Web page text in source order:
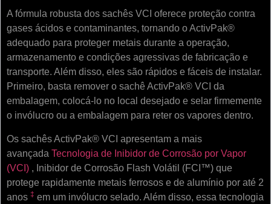
A fórmula robusta dos sachês VCI oferece proteção contra
gases ácidos e contaminantes, tornando o ActivPak®
adequado para proteger metais durante a operação,
armazenamento e condições agressivas de fabricação e
transporte. Além disso, eles são rápidos e fáceis de instalar.
Primeiro, basta remover o sachê ActivPak® VCI da
embalagem, colocá-lo no local desejado e selar firmemente
o invólucro ou a embalagem para reter os vapores dentro.
Os sachês ActivPak® VCI apresentam a mais
avançada Tecnologia de Inibidor de Corrosão por Vapor
(VCI) , Inibidor de Corrosão Flash Volátil (FCI™) que
protege rapidamente metais ferrosos e de alumínio por até 2
anos ‡ em um invólucro selado. Além disso, essa tecnologia